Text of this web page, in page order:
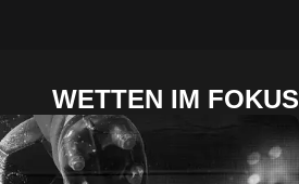
WETTEN IM FOKUS